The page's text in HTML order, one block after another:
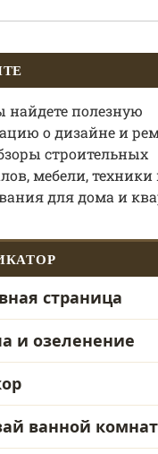
найдете полезную
о дизайне и
строительных
мебели, техники
для дома и
страница
и озеленение
ванной